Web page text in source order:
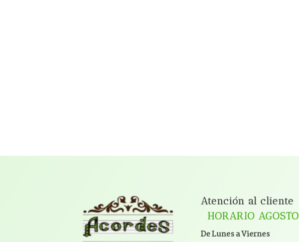
Atención al cliente
HORARIO AGOSTO
De Lunes a Viernes